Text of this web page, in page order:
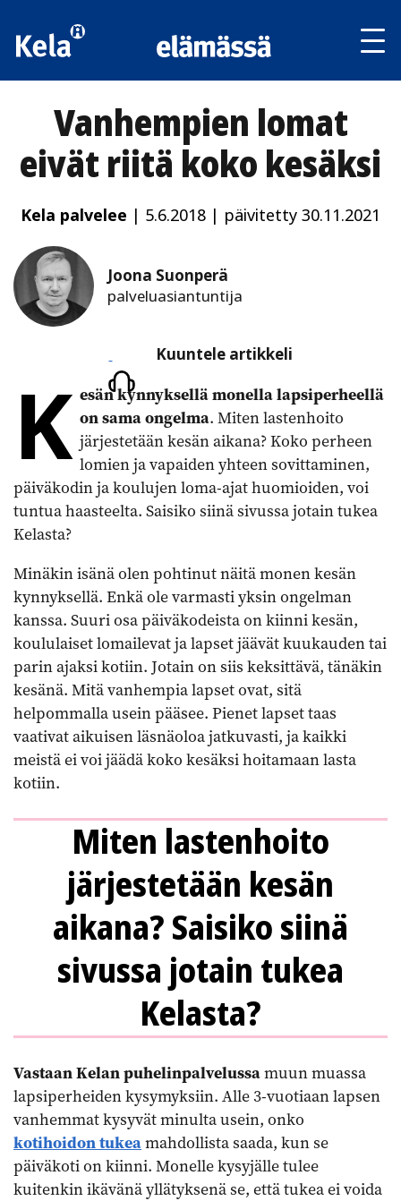
Vanhempien lomat
eivät riitä koko kesäksi
Kela palvelee | 5.6.2018 | päivitetty 30.11.2021
Joona Suonperä
palveluasiantuntija
Kuuntele
artikkeli
Kuuntele artikkeli
K esän kynnyksellä monella lapsiperheellä
on sama ongelma. Miten lastenhoito
järjestetään kesän aikana? Koko perheen
lomien ja vapaiden yhteen sovittaminen,
päiväkodin ja koulujen loma-ajat huomioiden, voi
tuntua haasteelta. Saisiko siinä sivussa jotain tukea
Kelasta?
Minäkin isänä olen pohtinut näitä monen kesän
kynnyksellä. Enkä ole varmasti yksin ongelman
kanssa. Suuri osa päiväkodeista on kiinni kesän,
koululaiset lomailevat ja lapset jäävät kuukauden tai
parin ajaksi kotiin. Jotain on siis keksittävä, tänäkin
kesänä. Mitä vanhempia lapset ovat, sitä
helpommalla usein pääsee. Pienet lapset taas
vaativat aikuisen läsnäoloa jatkuvasti, ja kaikki
meistä ei voi jäädä koko kesäksi hoitamaan lasta
kotiin.
Miten lastenhoito
järjestetään kesän
aikana? Saisiko siinä
sivussa jotain tukea
Kelasta?
Vastaan Kelan puhelinpalvelussamuun muassa
lapsiperheiden kysymyksiin. Alle 3-vuotiaan lapsen
vanhemmat kysyvät minulta usein, onko
kotihoidon tukeamahdollista saada, kun se
päiväkoti on kiinni. Monelle kysyjälle tulee
kuitenkin ikävänä yllätyksenä se, että tukea ei voida